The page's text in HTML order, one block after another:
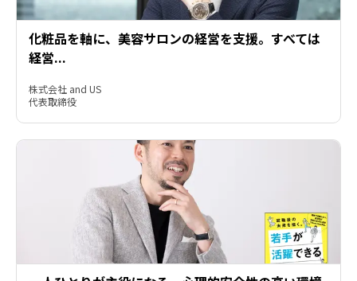
化粧品を軸に、美容サロンの経営を支援。すべては
経営...
株式会社 and US
代表取締役